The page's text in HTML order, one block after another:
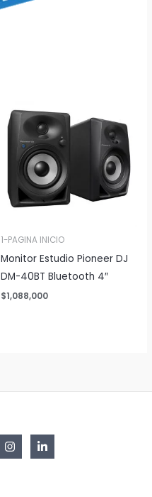
1-PAGINA INICIO
Monitor Estudio Pioneer DJ
DM-40BT Bluetooth 4″
$1,088,000